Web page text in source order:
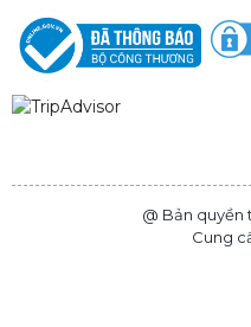
@ Bản quyền
Cung